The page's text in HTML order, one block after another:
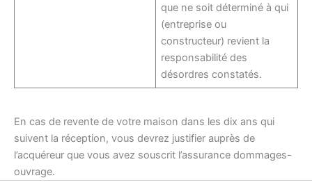
que ne soit déterminé à qui
(entreprise ou
constructeur) revient la
responsabilité des
désordres constatés.
En cas de revente de votre maison dans les dix ans qui
suivent la réception, vous devrez justifier auprès de
l’acquéreur que vous avez souscrit l’assurance dommages-
ouvrage.